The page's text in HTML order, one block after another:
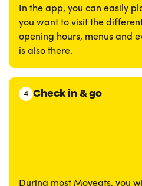
In the app, you can easily
you want to visit the
opening hours, menus and
is also there.
4 Check in & go
During most Moveats, you